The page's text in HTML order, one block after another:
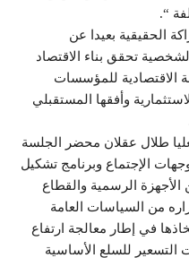
“.
الحقيقية بعيدا عن
تحقق بناء الاقتصاد
الاقتصادية للمؤسسات
وأفقها المستقبلي
طلال عقلان محضر الجلسة
الإجتماع وبرنامج تشكيل
الأجهزة الرسمية والقطاع
من السياسات العامة
في إطار معالجة ارتفاع
التسعير للسلع الأساسية